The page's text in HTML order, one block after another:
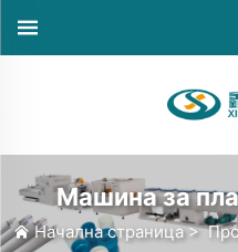
Машина за
Начална страница>